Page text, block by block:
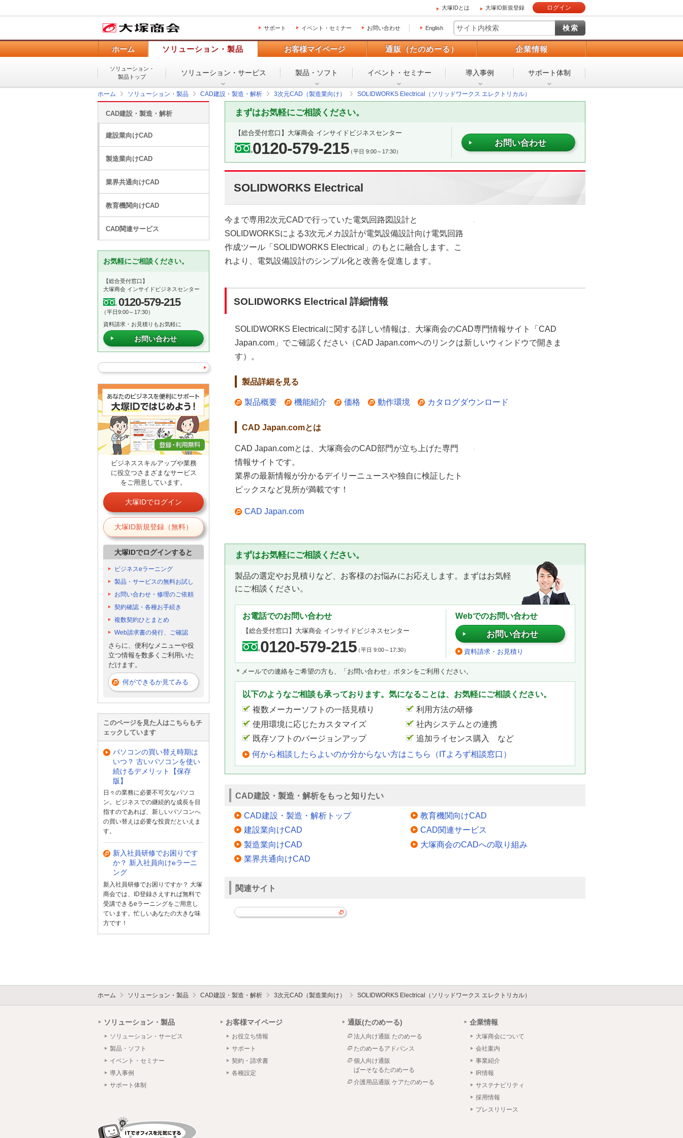
大塚IDとは 大塚ID新規登録 ログイン
サポート イベント・セミナー お問い合わせ English
ホーム ソリューション・製品 お客様マイページ 通販（たのめーる） 企業情報
ソリューション・
製品トップ
ソリューション・ サービス 製品・ソフト イベント・ セミナー 導入事例 サポート体制
ホーム ソリューション・製品 CAD建設・製造・解析 3次元CAD（製造業向け） SOLIDWORKS Electrical（ソリッドワークス エレクトリカル）
まずはお気軽にご相談ください。
【総合受付窓口】 大塚商会 インサイドビジネスセンター
0120-579-215（平日 9:00～17:30）
お問い合わせ
SOLIDWORKS Electrical
今まで専用2次元CADで行っていた電気回路図設計と
SOLIDWORKSによる3次元メカ設計が電気設備設計向け電気回路
作成ツール「SOLIDWORKS Electrical」のもとに融合します。こ
れより、電気設備設計のシンプル化と改善を促進します。
SOLIDWORKS Electrical 詳細情報
SOLIDWORKS Electricalに関する詳しい情報は、大塚商会のCAD専門情報サイト「CAD
Japan.com」でご確認ください（CAD Japan.comへのリンクは新しいウィンドウで開きま
す）。
製品詳細を見る
製品概要 機能紹介 価格 動作環境 カタログダウンロード
CAD Japan.comとは
CAD Japan.comとは、大塚商会のCAD部門が立ち上げた専門
情報サイトです。
業界の最新情報が分かるデイリーニュースや独自に検証したト
ピックスなど見所が満載です！
CAD Japan.com
まずはお気軽にご相談ください。
製品の選定やお見積りなど、お客様のお悩みにお応えします。まずはお気軽
にご相談ください。
お電話でのお問い合わせ
【総合受付窓口】 大塚商会 インサイドビジネスセンター
0120-579-215（平日 9:00～17:30）
Webでのお問い合わせ
お問い合わせ
資料請求・お見積り
＊メールでの連絡をご希望の方も、「お問い合わせ」ボタンをご利用ください。
以下のようなご相談も承っております。気になることは、お気軽にご相談ください。
複数メーカーソフトの一括見積り
利用方法の研修
使用環境に応じたカスタマイズ
社内システムとの連携
既存ソフトのバージョンアップ
追加ライセンス購入 など
何から相談したらよいのか分からない方はこちら（ITよろず相談窓口）
CAD建設・製造・解析をもっと知りたい
CAD建設・製造・解析トップ
建設業向けCAD
製造業向けCAD
業界共通向けCAD
教育機関向けCAD
CAD関連サービス
大塚商会のCADへの取り組み
関連サイト
CAD建設・製造・解析
建設業向けCAD
製造業向けCAD
業界共通向けCAD
教育機関向けCAD
CAD関連サービス
お気軽にご相談ください。
【総合受付窓口】
大塚商会 インサイドビジネスセンター
0120-579-215
（平日9:00～17:30）
資料請求・お見積りもお気軽に
お問い合わせ
ビジネススキルアップや業務
に役立つさまざまなサービス
をご用意しています。
大塚IDでログイン
大塚ID新規登録（無料）
大塚IDでログインすると
ビジネスeラーニング
製品・サービスの無料お試し
お問い合わせ・修理のご依頼
契約確認・各種お手続き
複数契約ひとまとめ
Web請求書の発行、ご確認
さらに、便利なメニューや役
立つ情報を数多くご利用いた
だけます。
何ができるか見てみる
このページを見た人はこちらもチ
ェックしています
パソコンの買い替え時期は
いつ？ 古いパソコンを使い
続けるデメリット【保存
版】
日々の業務に必要不可欠なパソコ
ン。ビジネスでの継続的な成長を目
指すのであれば、新しいパソコンへ
の買い替えは必要な投資だといえま
す。
新入社員研修でお困りです
か？ 新入社員向けeラーニ
ング
新入社員研修でお困りですか？ 大塚
商会では、ID登録さえすれば無料で
受講できるeラーニングをご用意し
ています。忙しいあなたの大きな味
方です！
ホーム ソリューション・製品 CAD建設・製造・解析 3次元CAD（製造業向け） SOLIDWORKS Electrical（ソリッドワークス エレクトリカル）
ソリューション・製品
ソリューション・サービス
製品・ソフト
イベント・セミナー
導入事例
サポート体制
お客様マイページ
お役立ち情報
サポート
契約・請求書
各種設定
通販(たのめーる)
法人向け通販 たのめーる
たのめーるアドバンス
個人向け通販
ぱーそなるたのめーる
介護用品通販 ケアたのめーる
企業情報
大塚商会について
会社案内
事業紹介
IR情報
サステナビリティ
採用情報
プレスリリース